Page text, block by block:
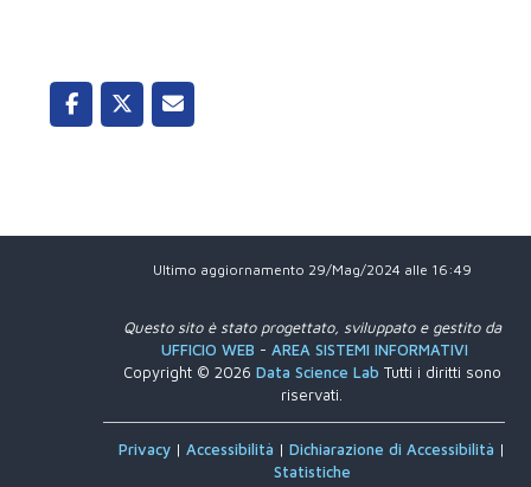
Ultimo aggiornamento 29/Mag/2024 alle 16:49
Questo sito è stato progettato, sviluppato e gestito da
UFFICIO WEB - AREA SISTEMI INFORMATIVI
Copyright © 2026 Data Science Lab Tutti i diritti sono
riservati.
Privacy | Accessibilità | Dichiarazione di Accessibilità |
Statistiche